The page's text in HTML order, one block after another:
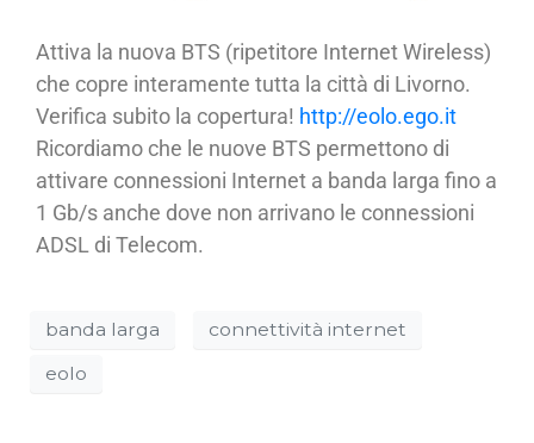
Attiva la nuova BTS (ripetitore Internet Wireless)
che copre interamente tutta la città di Livorno.
Verifica subito la copertura! http://eolo.ego.it
Ricordiamo che le nuove BTS permettono di
attivare connessioni Internet a banda larga fino a
1 Gb/s anche dove non arrivano le connessioni
ADSL di Telecom.
banda larga
connettività internet
eolo